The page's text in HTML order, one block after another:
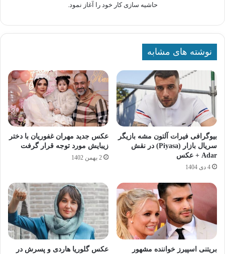
حاشیه سازی کار خود را آغاز نمود.
نوشته های مشابه
بیوگرافی فیرات آلتون مشه بازیگر
سریال بازار (Piyasa) در نقش
Adar + عکس
4 دی 1404
عکس جدید مهران غفوریان با دختر
زیبایش مورد توجه قرار گرفت
2 بهمن 1402
بریتنی اسپیرز خواننده مشهور
عکس گلوریا هاردی و پسرش در